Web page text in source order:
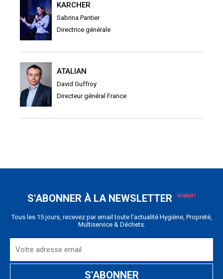
KARCHER
Sabrina Pantier
Directrice générale
ATALIAN
David Guffroy
Directeur général France
S'ABONNER À LA NEWSLETTER
Tous les 15 jours, recevez par email toute l'actualité Hygiène, Propreté,
Multiservice & Déchets.